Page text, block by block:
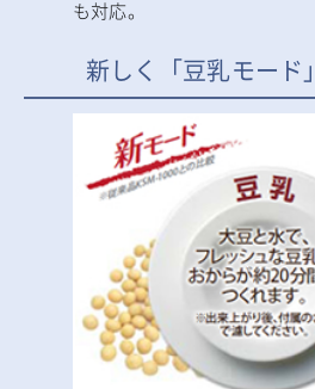
も対応。
新しく「豆乳モード